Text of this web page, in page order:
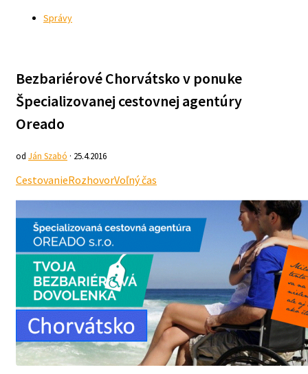
Správy
Bezbariérové Chorvátsko v ponuke
Špecializovanej cestovnej agentúry
Oreado
od Ján Szabó · 25.4.2016
CestovanieRozhovorVoľný čas